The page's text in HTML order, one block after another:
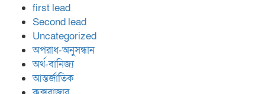
first lead
Second lead
Uncategorized
অপরাধ-অনুসন্ধান
অর্থ-বানিজ্য
আন্তর্জাতিক